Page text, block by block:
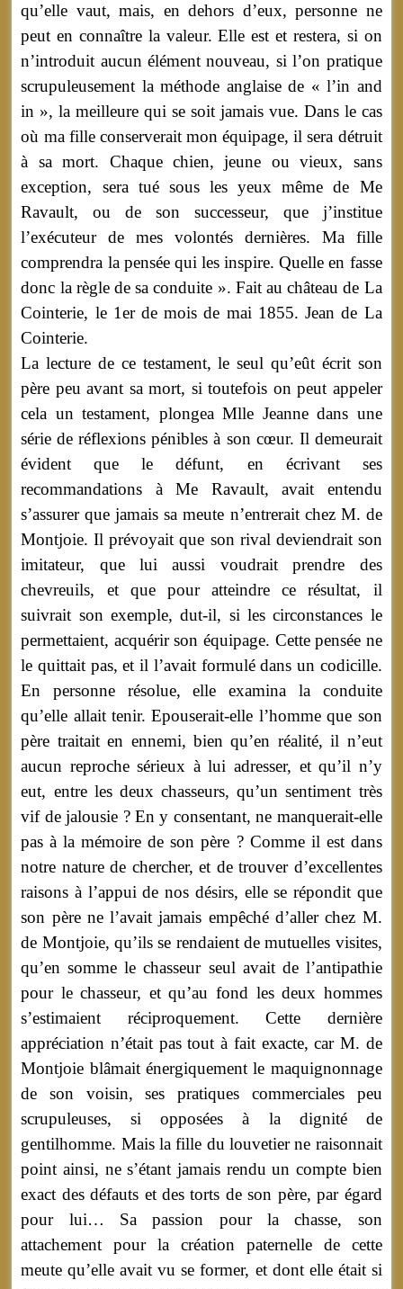
qu’elle vaut, mais, en dehors d’eux, personne ne
peut en connaître la valeur. Elle est et restera, si on
n’introduit aucun élément nouveau, si l’on pratique
scrupuleusement la méthode anglaise de « l’in and
in », la meilleure qui se soit jamais vue. Dans le cas
où ma fille conserverait mon équipage, il sera détruit
à sa mort. Chaque chien, jeune ou vieux, sans
exception, sera tué sous les yeux même de Me
Ravault, ou de son successeur, que j’institue
l’exécuteur de mes volontés dernières. Ma fille
comprendra la pensée qui les inspire. Quelle en fasse
donc la règle de sa conduite ». Fait au château de La
Cointerie, le 1er de mois de mai 1855. Jean de La
Cointerie.
La lecture de ce testament, le seul qu’eût écrit son
père peu avant sa mort, si toutefois on peut appeler
cela un testament, plongea Mlle Jeanne dans une
série de réflexions pénibles à son cœur. Il demeurait
évident que le défunt, en écrivant ses
recommandations à Me Ravault, avait entendu
s’assurer que jamais sa meute n’entrerait chez M. de
Montjoie. Il prévoyait que son rival deviendrait son
imitateur, que lui aussi voudrait prendre des
chevreuils, et que pour atteindre ce résultat, il
suivrait son exemple, dut-il, si les circonstances le
permettaient, acquérir son équipage. Cette pensée ne
le quittait pas, et il l’avait formulé dans un codicille.
En personne résolue, elle examina la conduite
qu’elle allait tenir. Epouserait-elle l’homme que son
père traitait en ennemi, bien qu’en réalité, il n’eut
aucun reproche sérieux à lui adresser, et qu’il n’y
eut, entre les deux chasseurs, qu’un sentiment très
vif de jalousie ? En y consentant, ne manquerait-elle
pas à la mémoire de son père ? Comme il est dans
notre nature de chercher, et de trouver d’excellentes
raisons à l’appui de nos désirs, elle se répondit que
son père ne l’avait jamais empêché d’aller chez M.
de Montjoie, qu’ils se rendaient de mutuelles visites,
qu’en somme le chasseur seul avait de l’antipathie
pour le chasseur, et qu’au fond les deux hommes
s’estimaient réciproquement. Cette dernière
appréciation n’était pas tout à fait exacte, car M. de
Montjoie blâmait énergiquement le maquignonnage
de son voisin, ses pratiques commerciales peu
scrupuleuses, si opposées à la dignité de
gentilhomme. Mais la fille du louvetier ne raisonnait
point ainsi, ne s’étant jamais rendu un compte bien
exact des défauts et des torts de son père, par égard
pour lui… Sa passion pour la chasse, son
attachement pour la création paternelle de cette
meute qu’elle avait vu se former, et dont elle était si